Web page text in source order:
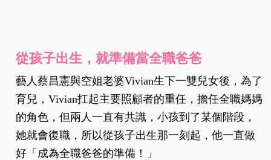
從孩子出生，就準備當全職爸爸
藝人蔡昌憲與空姐老婆Vivian生下一雙兒女後，為了
育兒，Vivian扛起主要照顧者的重任，擔任全職媽媽
的角色，但兩人一直有共識，小孩到了某個階段，
她就會復職，所以從孩子出生那一刻起，他一直做
好「成為全職爸爸的準備！」